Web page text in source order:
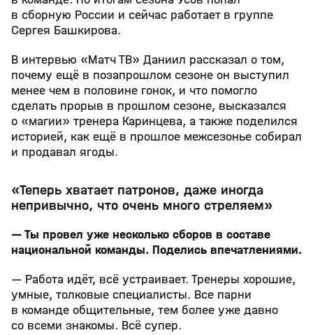
в сборную России и сейчас работает в группе
Сергея Башкирова.
В интервью «Матч ТВ» Даниил рассказал о том,
почему ещё в позапрошлом сезоне он выступил
менее чем в половине гонок, и что помогло
сделать прорыв в прошлом сезоне, высказался
о «магии» тренера Каринцева, а также поделился
историей, как ещё в прошлое межсезонье собирал
и продавал ягоды.
«Теперь хватает патронов, даже иногда
непривычно, что очень много стреляем»
— Ты провел уже несколько сборов в составе
национальной команды. Поделись впечатлениями.
— Работа идёт, всё устраивает. Тренеры хорошие,
умные, толковые специалисты. Все парни
в команде общительные, тем более уже давно
со всеми знакомы. Всё супер.